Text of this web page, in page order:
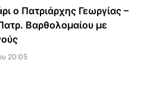
ο Πατριάρχης Γεωργίας –
Βαρθολομαίου με
20:05